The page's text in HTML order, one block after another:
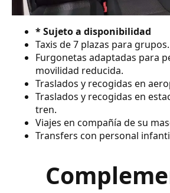
* Sujeto a disponibilidad
Taxis de 7 plazas para grupos.
Furgonetas adaptadas para
movilidad reducida.
Traslados y recogidas en
Traslados y recogidas en
tren.
Viajes en compañía de su
Transfers con personal